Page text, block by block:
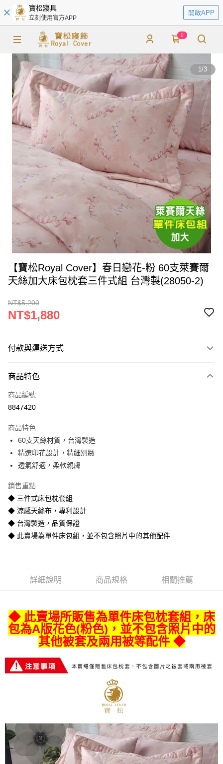
寶松寢具
立刻使用官方APP
開啟APP
0
1/3
【寶松Royal Cover】春日戀花-粉 60支萊賽爾
天絲加大床包枕套三件式組 台灣製(28050-2)
NT$5,200
NT$1,880
付款與運送方式
信用卡一次付款
LINE Pay
街口支付
悠遊付
全盈+PAY
AFTEE先享後付
相關說明
【關於「AFTEE先享後付」】
３．安心：先確認商品／服務後，再付款。
結帳頁面，進行簡訊認證並確認金額後，即可完成結帳。
２．訂單成立數日內，您將收到繳費通知簡訊。
３．收到繳費通知簡訊後14天內，點擊此簡訊中的連結，可透過四大超商／
ATM／網路銀行／等多元方式進行付款，方視為交易完成。
購買商品的店家。未經商家同意取消之訂單仍視為有效，需透過AFTEE先享
後付繳納相關費用。
※ 交易是否成功請以「AFTEE先享後付 」之結帳頁面顯示為準，若有關於
是否繳費成功／繳費後需取消欲退款等相關疑問，請聯繫「AFTEE先享後付
https://netprotections.freshdesk.com/support/home
１．透過由恩沛科技股份有限公司提供之「AFTEE先享後付」服務完成之交
易，需依本服務之必要範圍內提供個人資料，並將交易相關給付款項請求債
權轉讓予恩沛科技股份有限公司。
２．關於個人資料處理事宜，請瀏覽以下網址：
https://aftee.tw/terms/#terms3
宅配-離島
每筆NT$400
商品特色
商品編號
8847420
商品特色
60支天絲材質，台灣製造
精選印花設計，精細別緻
透氣舒適，柔軟親膚
銷售重點
◆ 三件式床包枕套組
◆ 涼感天絲布，專利設計
◆ 台灣製造，品質保證
◆ 此賣場為單件床包組，並不包含照片中的其他配件
詳細說明 商品規格 相關推薦
◆ 此賣場所販售為單件床包枕套組 ，床
包為A版花色(粉色) ，並不包含照片中的
其他被套及兩用被等配件 ◆